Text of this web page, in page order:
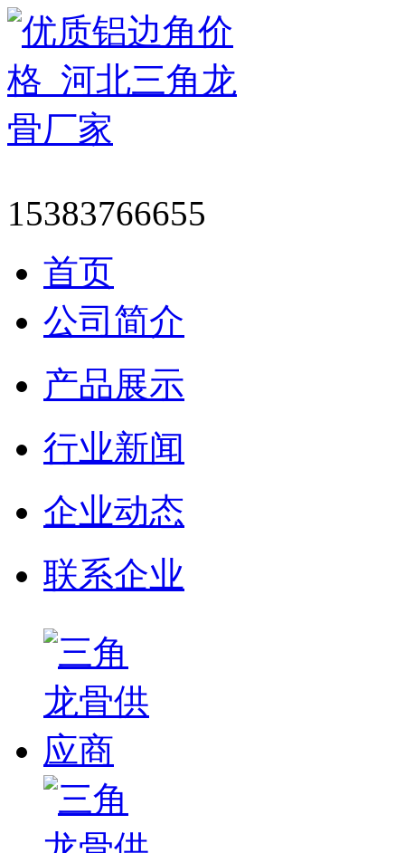
15383766655
首页
公司简介
产品展示
行业新闻
企业动态
联系企业